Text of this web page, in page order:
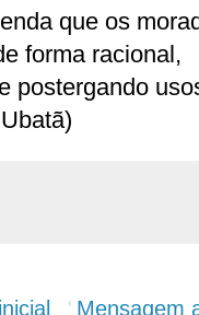
que os
forma racional,
postergando
Mensagem